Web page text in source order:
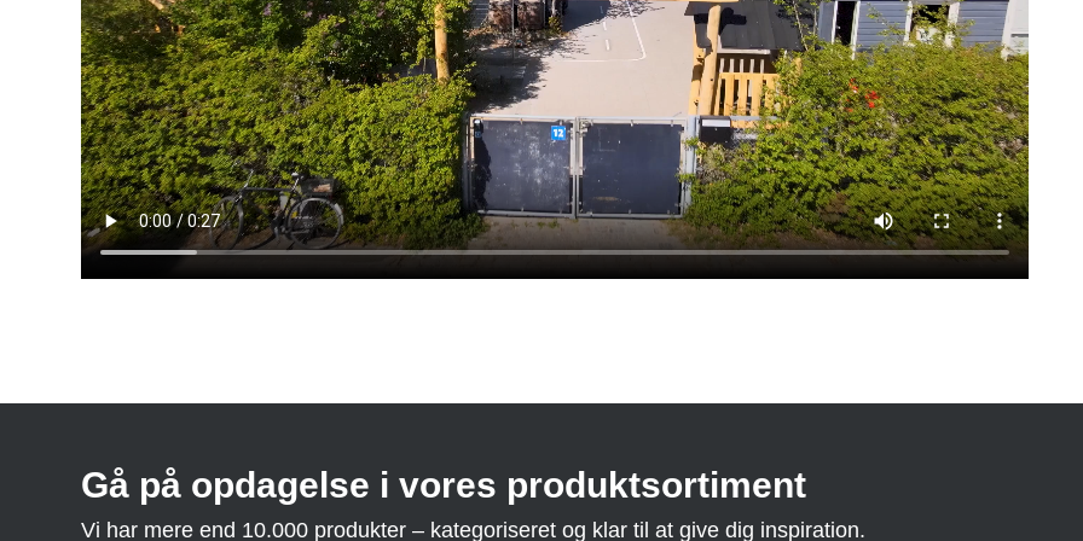
Gå på opdagelse i vores produktsortiment
Vi har mere end 10.000 produkter – kategoriseret og klar til at give dig inspiration.